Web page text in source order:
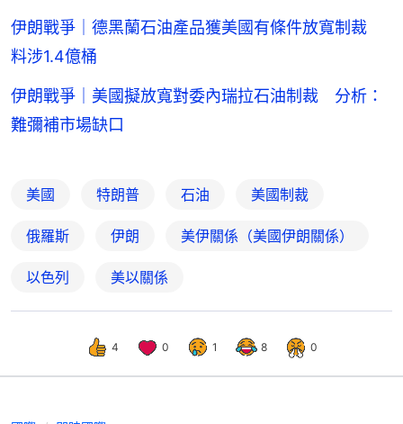
伊朗戰爭｜德黑蘭石油產品獲美國有條件放寬制裁
料涉1.4億桶
伊朗戰爭｜美國擬放寬對委內瑞拉石油制裁 分析：
難彌補市場缺口
美國 特朗普 石油 美國制裁
俄羅斯 伊朗 美伊關係（美國伊朗關係）
以色列 美以關係
4 0 1 8 0